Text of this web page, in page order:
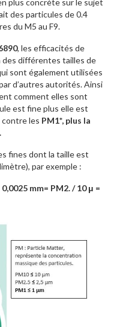
plus concrète sur le sujet
des particules de 0.4
du M5 au F9.
, les efficacités de
différentes tailles de
sont également utilisées
d’autres autorités. Ainsi
comment elles sont
est fine plus elle est
contre les PM1*, plus la
fines dont la taille est
par exemple :
mm= PM2. / 10 μ =